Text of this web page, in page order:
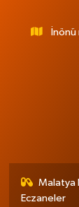
İnönü
Malatya
Eczaneler